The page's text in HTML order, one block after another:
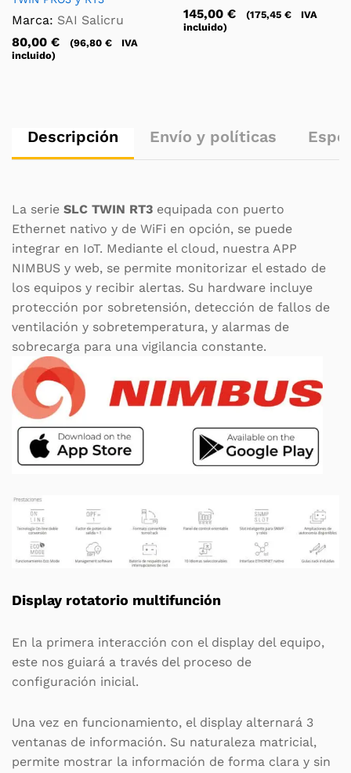
Marca: SAI Salicru
80,00 € (96,80 €
IVA
incluido)
145,00 € (175,45 €
IVA
incluido)
Descripción Envío y políticas
La serie SLC TWIN RT3 equipada con puerto
Ethernet nativo y de WiFi en opción, se puede
integrar en IoT. Mediante el cloud, nuestra APP
NIMBUS y web, se permite monitorizar el estado de
los equipos y recibir alertas. Su hardware incluye
protección por sobretensión, detección de fallos de
ventilación y sobretemperatura, y alarmas de
sobrecarga para una vigilancia constante.
Display rotatorio multifunción
En la primera interacción con el display del equipo,
este nos guiará a través del proceso de
configuración inicial.
Una vez en funcionamiento, el display alternará 3
ventanas de información. Su naturaleza matricial,
permite mostrar la información de forma clara y sin